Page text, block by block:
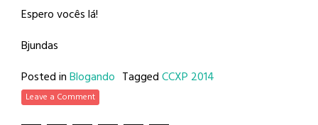
Espero vocês lá!
Bjundas
Posted inBlogando TaggedCCXP 2014
Leave a Comment